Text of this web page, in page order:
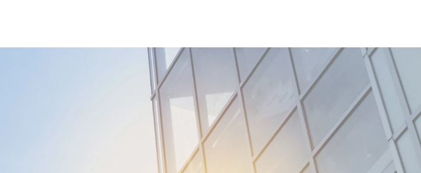
ve ISO9001 kalite yönetim sistemi sertifikası, ISO14001 çevre yönetim
üniversite-araştırma işbirliğinde Zhejiang Teknoloji Üniversitesi ile işbirliği
ve Gelecekteki Gelişim Eğilimleri QYR Araştırma Raporu 2021 yılında açıklanan
onda yer aldı. Guangdong Elektronik Bilgi Endüstrisi Derneği'nin 2022 yılında
%15,2 oldu. Wijay, hem dünyada hem de Çin'de yüksek bir üne ve etkiye sahiptir.